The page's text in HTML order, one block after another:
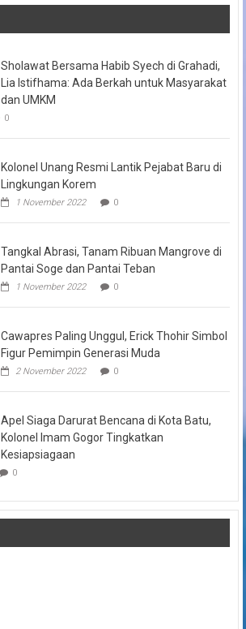
Sholawat Bersama Habib Syech di Grahadi,
Lia Istifhama: Ada Berkah untuk Masyarakat
dan UMKM
0
Kolonel Unang Resmi Lantik Pejabat Baru di
Lingkungan Korem
1 November 2022 0
Tangkal Abrasi, Tanam Ribuan Mangrove di
Pantai Soge dan Pantai Teban
1 November 2022 0
Cawapres Paling Unggul, Erick Thohir Simbol
Figur Pemimpin Generasi Muda
2 November 2022 0
Apel Siaga Darurat Bencana di Kota Batu,
Kolonel Imam Gogor Tingkatkan
Kesiapsiagaan
0